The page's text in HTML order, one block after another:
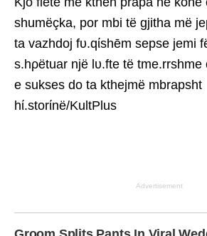
shumëçka, por mbi të gjitha më
ta vazhdoj fυ.qίshēm sepse jemi
s.hρëtuar një lυ.fte të tme.rrshme
e sukses do ta kthejmë mbrapsht
hί.storίnë/KultPlus
Advertisement